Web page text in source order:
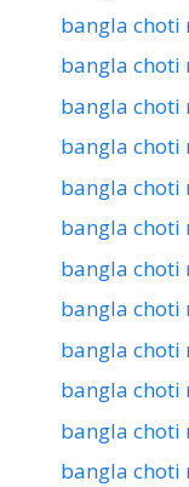
bangla choti
bangla choti
bangla choti
bangla choti
bangla choti
bangla choti
bangla choti
bangla choti
bangla choti
bangla choti
bangla choti
bangla choti